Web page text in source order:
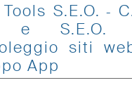
Tools S.E.O. -
e S.E.O.
siti
App